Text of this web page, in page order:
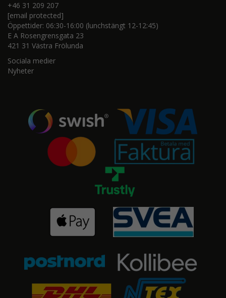
+46 31 209 207
[email protected]
Öppettider: 06:30-16:00 (lunchstängt 12-12:45)
E A Rosengrensgata 23
421 31 Västra Frölunda
Sociala medier
Nyheter